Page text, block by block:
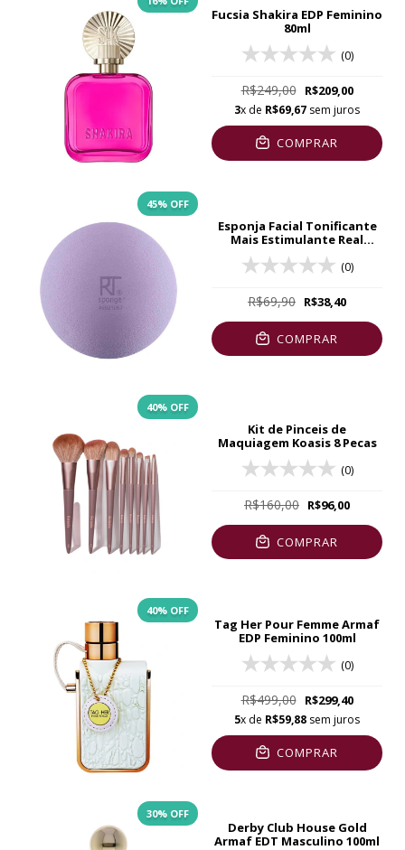
Fucsia Shakira EDP Feminino
80ml
(0)
R$249,00 R$209,00
3x de R$69,67 sem juros
COMPRAR
45% OFF
Esponja Facial Tonificante
Mais Estimulante Real
(0)
R$69,90 R$38,40
COMPRAR
40% OFF
Kit de Pinceis de
Maquiagem Koasis 8 Pecas
(0)
R$160,00 R$96,00
COMPRAR
40% OFF
Tag Her Pour Femme Armaf
EDP Feminino 100ml
(0)
R$499,00 R$299,40
5x de R$59,88 sem juros
COMPRAR
30% OFF
Derby Club House Gold
Armaf EDT Masculino 100ml